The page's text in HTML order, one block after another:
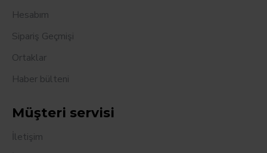
Hesabım
Sipariş Geçmişi
Ortaklar
Haber bülteni
Müşteri servisi
İletişim